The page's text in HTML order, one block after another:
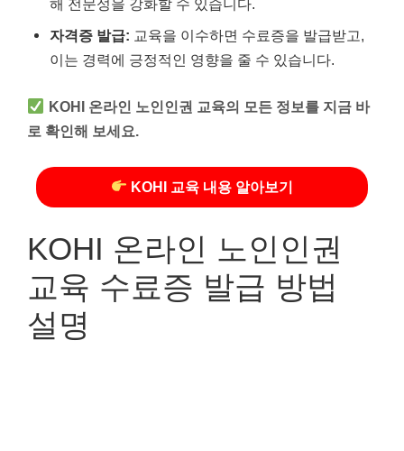
자격증 발급: 교육을 이수하면 수료증을 발급받고,
이는 경력에 긍정적인 영향을 줄 수 있습니다.
KOHI 온라인 노인인권 교육의 모든 정보를 지금 바
로 확인해 보세요.
KOHI 교육 내용 알아보기
KOHI 온라인 노인인권
교육 수료증 발급 방법
설명